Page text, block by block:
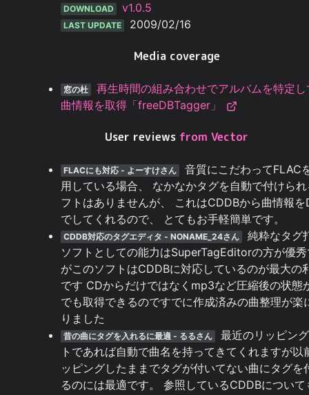
DOWNLOAD v1.0.5
LAST UPDATE 2009/02/16
Media coverage
窓の杜
再生時間の組み合わせでアルバムを特定し
曲情報を取得「freeDBTagger」
User reviews from Vector
FLACにも対応 - よーすけさん
音質にこだわってFLAC
用している場合、 なかなかタグを自動で付けら
フトはありませんが、 これはCDDBから曲情報を
でしてくれるので、 とてもお手軽簡単です。
CDDB対応のタグエディタ - NONAME_24さん
純粋なタグ
ソフトとしての能力はSuperTagEditorの方が優
がこのソフトはCDDBに対応しているのが最大の
です CDからだけではなくmp3など圧縮後の状態
でも取得できるのですでに作成済みの曲整理が楽
りました
昔の曲にタグを入れるに最適 - るるさん
最近のリッピン
トであれば自動で曲名を持ってきてくれますが以
ッピングしたままでタグが付いてない曲にタグを
るのには最適です。 参照しているCDDBについて